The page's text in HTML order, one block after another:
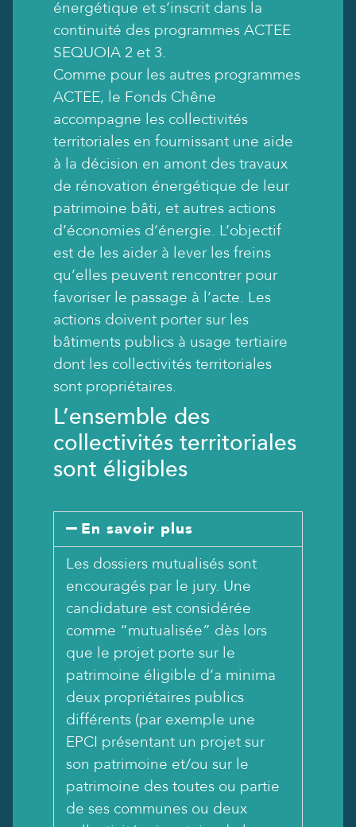
énergétique et s’inscrit dans la
continuité des programmes ACTEE
SEQUOIA 2 et 3.
Comme pour les autres programmes
ACTEE, le Fonds Chêne
accompagne les collectivités
territoriales en fournissant une aide
à la décision en amont des travaux
de rénovation énergétique de leur
patrimoine bâti, et autres actions
d’économies d’énergie. L’objectif
est de les aider à lever les freins
qu’elles peuvent rencontrer pour
favoriser le passage à l’acte. Les
actions doivent porter sur les
bâtiments publics à usage tertiaire
dont les collectivités territoriales
sont propriétaires.
L’ensemble des
collectivités territoriales
sont éligibles
En savoir plus
Les dossiers mutualisés sont
encouragés par le jury. Une
candidature est considérée
comme “mutualisée” dès lors
que le projet porte sur le
patrimoine éligible d’a minima
deux propriétaires publics
différents (par exemple une
EPCI présentant un projet sur
son patrimoine et/ou sur le
patrimoine des toutes ou partie
de ses communes ou deux